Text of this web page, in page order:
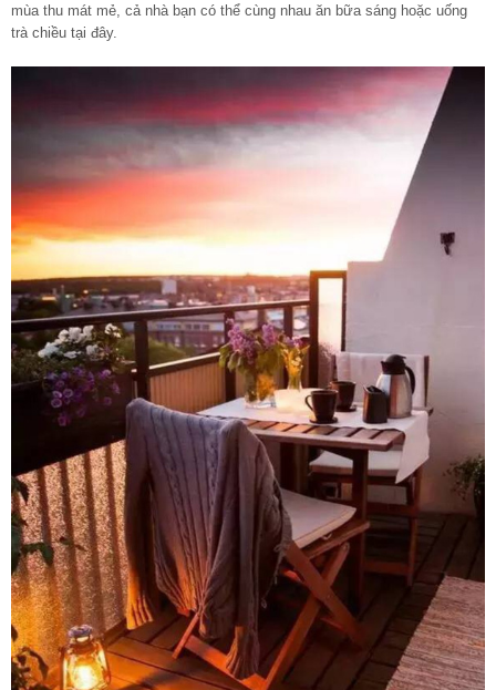
mùa thu mát mẻ, cả nhà bạn có thể cùng nhau ăn bữa sáng hoặc uống
trà chiều tại đây.